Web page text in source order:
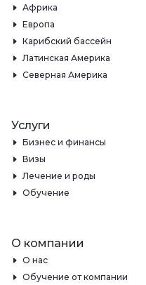
Африка
Европа
Карибский бассейн
Латинская Америка
Северная Америка
Услуги
Бизнес и финансы
Визы
Лечение и роды
Обучение
О компании
О нас
Обучение от компании